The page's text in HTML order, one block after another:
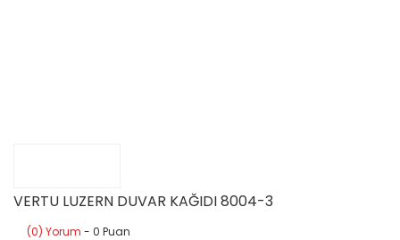
VERTU LUZERN DUVAR KAĞIDI 8004-3
(0) Yorum - 0 Puan